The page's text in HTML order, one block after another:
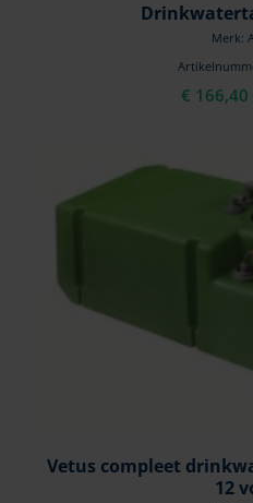
Merk:
€ 166,40
Vetus compleet
12